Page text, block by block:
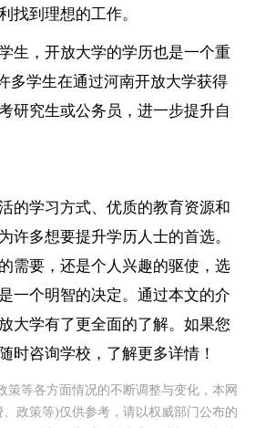
找到理想的工作。
生，开放大学的学历也是一个重
多学生在通过河南开放大学获得
研究生或公务员，进一步提升自
的学习方式、优质的教育资源和
许多想要提升学历人士的首选。
需要，还是个人兴趣的驱使，选
一个明智的决定。通过本文的介
大学有了更全面的了解。如果您
时咨询学校，了解更多详情！
策等各方面情况的不断调整与变化，本网
政策等)仅供参考，请以权威部门公布的